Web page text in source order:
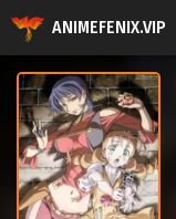
ANIMEFENIX.VIP